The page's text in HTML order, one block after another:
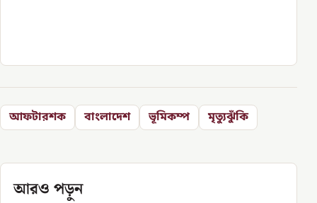
আফটারশক বাংলাদেশ ভূমিকম্প মৃত্যুঝুঁকি
আরও পড়ুন